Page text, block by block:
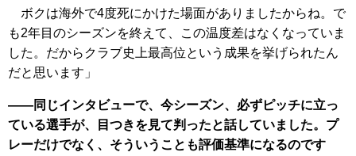
ボクは海外で4度死にかけた場面がありましたからね。で
も2年目のシーズンを終えて、この温度差はなくなっていま
した。だからクラブ史上最高位という成果を挙げられたん
だと思います」
――同じインタビューで、今シーズン、必ずピッチに立っ
ている選手が、目つきを見て判ったと話していました。プ
レーだけでなく、そういうことも評価基準になるのです